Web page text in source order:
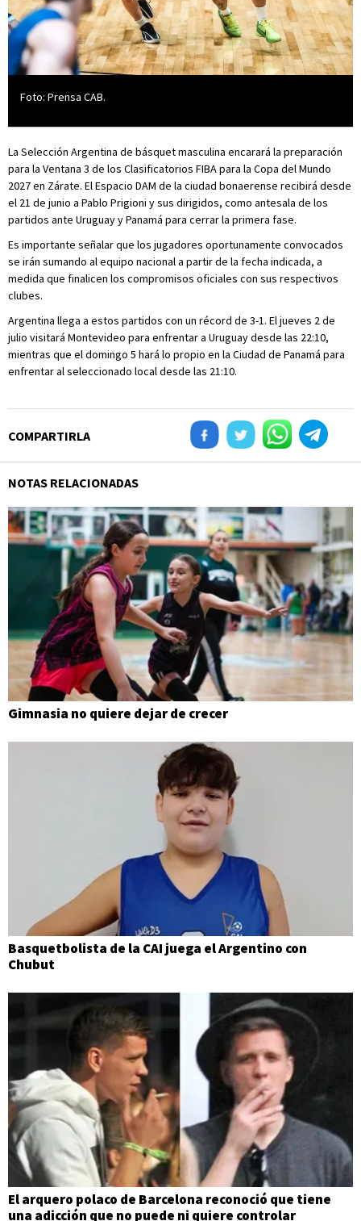
Foto: Prensa CAB.
La Selección Argentina de básquet masculina encarará la preparación
para la Ventana 3 de los Clasificatorios FIBA para la Copa del Mundo
2027 en Zárate. El Espacio DAM de la ciudad bonaerense recibirá desde
el 21 de junio a Pablo Prigioni y sus dirigidos, como antesala de los
partidos ante Uruguay y Panamá para cerrar la primera fase.
Es importante señalar que los jugadores oportunamente convocados
se irán sumando al equipo nacional a partir de la fecha indicada, a
medida que finalicen los compromisos oficiales con sus respectivos
clubes.
Argentina llega a estos partidos con un récord de 3-1. El jueves 2 de
julio visitará Montevideo para enfrentar a Uruguay desde las 22:10,
mientras que el domingo 5 hará lo propio en la Ciudad de Panamá para
enfrentar al seleccionado local desde las 21:10.
COMPARTIRLA
NOTAS RELACIONADAS
Gimnasia no quiere dejar de crecer
Basquetbolista de la CAI juega el Argentino con
Chubut
El arquero polaco de Barcelona reconoció que tiene
una adicción que no puede ni quiere controlar